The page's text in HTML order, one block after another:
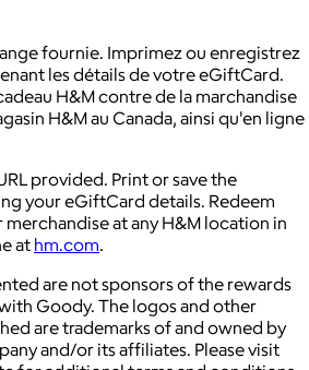
fournie. Imprimez ou enregistrez
les détails de votre eGiftCard.
H&M contre de la marchandise
H&M au Canada, ainsi qu'en ligne
provided. Print or save the
your eGiftCard details. Redeem
at any H&M location in
at hm.com.
are not sponsors of the rewards
Goody. The logos and other
are trademarks of and owned by
and/or its affiliates. Please visit